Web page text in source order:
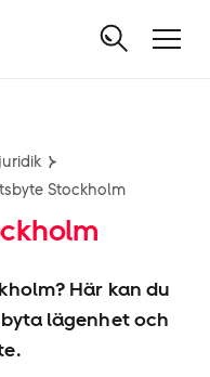
Stockholm
Här kan du
lägenhet och